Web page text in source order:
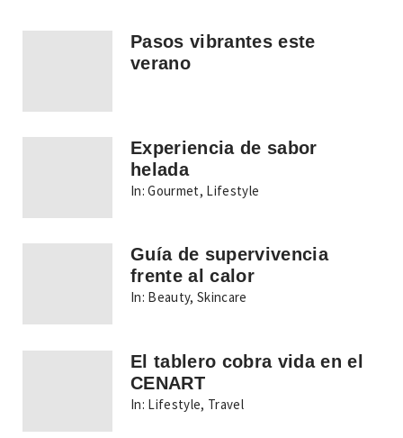
Pasos vibrantes este
verano
Experiencia de sabor
helada
In: Gourmet, Lifestyle
Guía de supervivencia
frente al calor
In: Beauty,Skincare
El tablero cobra vida en el
CENART
In: Lifestyle, Travel